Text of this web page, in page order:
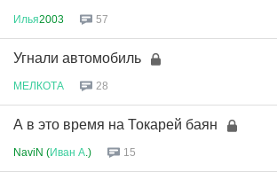
Илья2003 57
Угнали автомобиль
МЕЛКОТА 28
А в это время на Токарей баян
NaviN (Иван А .) 15